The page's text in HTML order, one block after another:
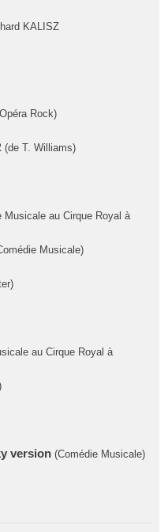
KALISZ
Rock)
(de T. Williams)
Musicale au Cirque Royal à
Musicale)
au Cirque Royal à
version (Comédie Musicale)